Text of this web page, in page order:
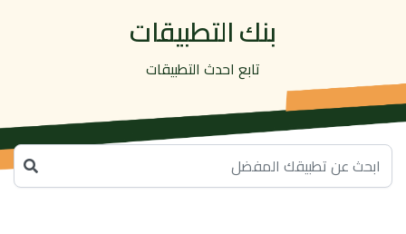
بنك التطبيقات
تابع احدث التطبيقات